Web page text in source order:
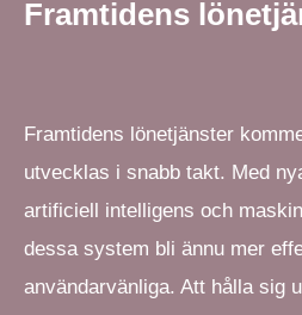
Framtidens
Framtidens lönetjänster
utvecklas i snabb takt. Med
artificiell intelligens och
dessa system bli ännu mer
användarvänliga. Att hålla sig